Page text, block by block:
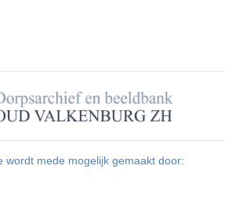
wordt mede mogelijk gemaakt door: